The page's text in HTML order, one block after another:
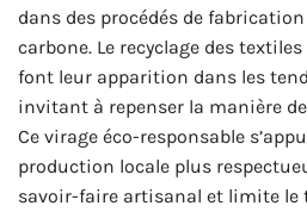
dans des procédés de
carbone. Le recyclage des
font leur apparition dans les
invitant à repenser la manière
Ce virage éco-responsable
production locale plus
savoir-faire artisanal et limite le